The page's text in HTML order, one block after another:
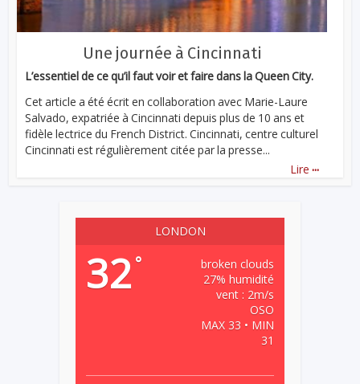
Une journée à Cincinnati
L’essentiel de ce qu’il faut voir et faire dans la Queen City.
Cet article a été écrit en collaboration avec Marie-Laure
Salvado, expatriée à Cincinnati depuis plus de 10 ans et
fidèle lectrice du French District. Cincinnati, centre culturel
Cincinnati est régulièrement citée par la presse...
Lire ...
LONDON
32 °
broken clouds
27% humidité
vent : 2m/s
OSO
MAX 33 • MIN
31